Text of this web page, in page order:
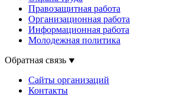
Правозащитная работа
Организационная работа
Информационная работа
Молодежная политика
Обратная связь
Сайты организаций
Контакты